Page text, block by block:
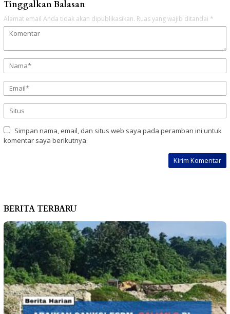
Tinggalkan Balasan
Alamat email Anda tidak akan dipublikasikan. Ruas yang wajib ditandai *
Simpan nama, email, dan situs web saya pada peramban ini untuk
komentar saya berikutnya.
BERITA TERBARU